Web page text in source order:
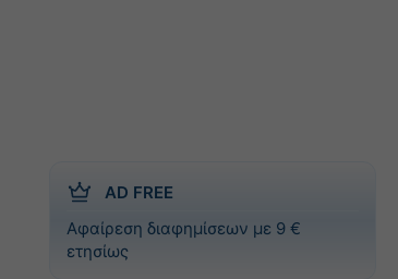
AD FREE
Αφαίρεση διαφημίσεων με 9 €
ετησίως